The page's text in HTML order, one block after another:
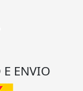
ENVIO